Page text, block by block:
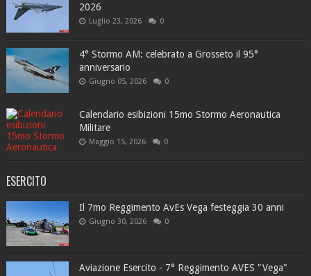
2026
Luglio 23, 2026 0
4° Stormo AM: celebrato a Grosseto il 95°
anniversario
Giugno 05, 2026 0
Calendario esibizioni 15mo Stormo Aeronautica
Militare
Maggio 15, 2026 0
ESERCITO
Il 7mo Reggimento AvEs Vega festeggia 30 anni
Giugno 30, 2026 0
Aviazione Esercito - 7° Reggimento AVES "Vega"